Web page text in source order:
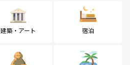
建築・アート 宿泊